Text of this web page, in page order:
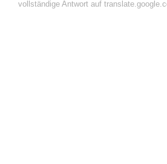
vollständige Antwort auf